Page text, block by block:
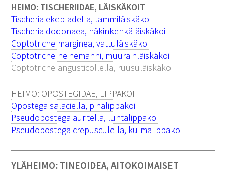
HEIMO: TISCHERIIDAE, LÄISKÄKOIT
Tischeria ekebladella, tammiläiskäkoi
Tischeria dodonaea, näkinkenkäläiskäkoi
Coptotriche marginea, vattuläiskäkoi
Coptotriche heinemanni, muurainläiskäkoi
Coptotriche angusticollella, ruusuläiskäkoi
HEIMO: OPOSTEGIDAE, LIPPAKOIT
Opostega salaciella, pihalippakoi
Pseudopostega auritella, luhtalippakoi
Pseudopostega crepusculella, kulmalippakoi
YLÄHEIMO: TINEOIDEA, AITOKOIMAISET